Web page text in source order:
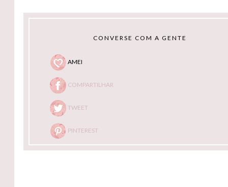
CONVERSE COM A GENTE
AMEI
COMPARTILHAR
TWEET
PINTEREST